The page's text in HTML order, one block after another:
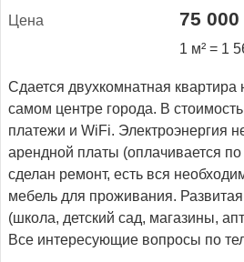
Це­на 75 000
1 м² = 1
Сдается двухкомнатная квартира
самом центре города. В
платежи и WiFi. Электроэнергия
арендной платы (оплачивается по
сделан ремонт, есть вся
мебель для проживания.
(школа, детский сад, магазины,
Все интересующие вопросы по